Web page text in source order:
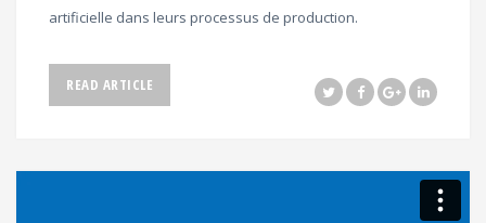
artificielle dans leurs processus de production.
READ ARTICLE